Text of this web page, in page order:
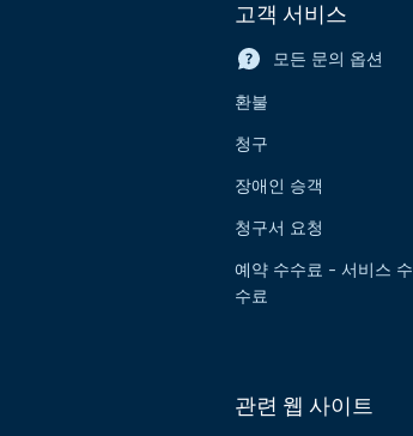
고객 서비스
모든 문의 옵션
환불
청구
장애인 승객
청구서 요청
예약 수수료 - 서비스 수
수료
관련 웹 사이트